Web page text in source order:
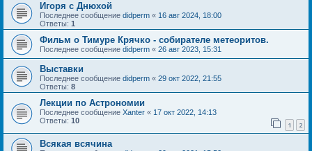
Игоря с Днюхой
Последнее сообщение didperm « 16 авг 2024, 18:00
Ответы: 1
Фильм о Тимуре Крячко - собирателе метеоритов.
Последнее сообщение didperm « 26 авг 2023, 15:31
Выставки
Последнее сообщение didperm « 29 окт 2022, 21:55
Ответы: 8
Лекции по Астрономии
Последнее сообщение Xanter « 17 окт 2022, 14:13
Ответы: 10 1 2
Всякая всячина